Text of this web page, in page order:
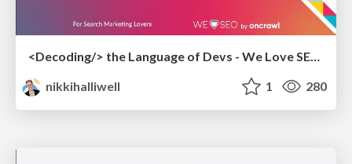
<Decoding/> the Language of Devs - We Love SEO 2024
nikkihalliwell
1 280